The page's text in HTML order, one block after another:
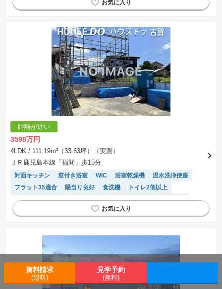
資料請求
(無料)
見学予約
(無料)
システムキッチン
閑静な住宅地
モニター付きインターホン
距離が近い
3598万円
4LDK / 111.19m²（33.63坪）（実測）
ＪＲ鹿児島本線「福間」歩15分
対面キッチン 窓付き浴室 WIC 浴室乾燥機
温水洗浄便座
フラット35適合
陽当り良好 食洗機
トイレ2個以上
システムキッチン
閑静な住宅地
モニター付きインターホン
キッチン収納が多い